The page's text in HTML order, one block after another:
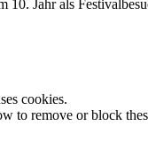
10. Jahr als
cookies.
to remove or block